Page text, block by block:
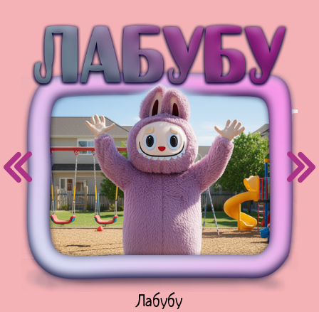
Куклы Лол